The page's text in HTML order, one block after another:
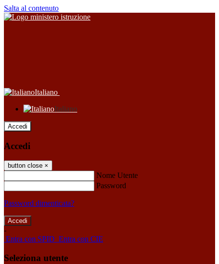
Salta al contenuto
Italiano
Italiano
Accedi
Accedi
button close ×
Nome Utente
Password
Password dimenticata?
-
Entra con SPID Entra con CIE
Seleziona utente